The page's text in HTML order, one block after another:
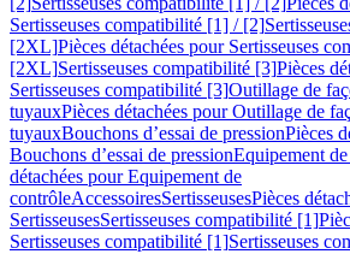
Sertisseuses compatibilité [1] / [2]
[2XL]Pièces détachées pour Sertisseuses
[2XL]Sertisseuses compatibilité [3]Pièces
Sertisseuses compatibilité [3]Outillage de
tuyauxPièces détachées pour Outillage de
tuyauxBouchons d’essai de pressionPièces
Bouchons d’essai de pressionEquipement
détachées pour Equipement de
contrôleAccessoiresSertisseusesPièces
SertisseusesSertisseuses compatibilité [1]
Sertisseuses compatibilité [1]Sertisseuses